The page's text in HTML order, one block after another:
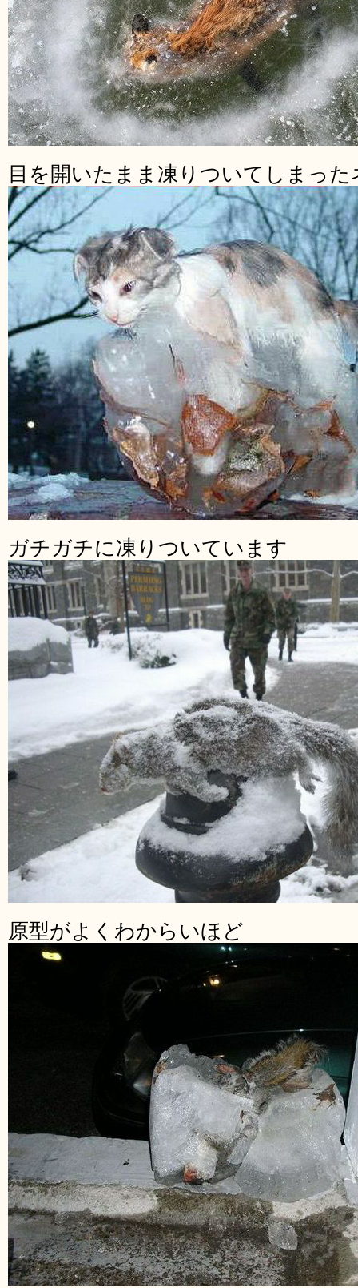
目を開いたまま凍りついてしまった
ガチガチに凍りついています
原型がよくわからいほど